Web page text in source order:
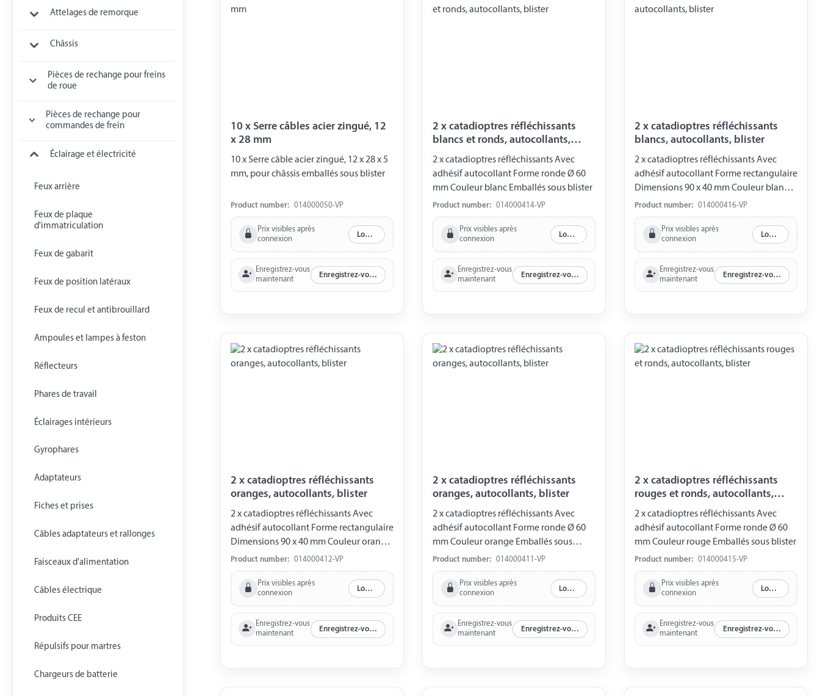
Attelages de remorque
Châssis
Pièces de rechange pour freins
de roue
Pièces de rechange pour
commandes de frein
Éclairage et électricité
Feux arrière
Feux de plaque
d'immatriculation
Feux de gabarit
Feux de position latéraux
Feux de recul et antibrouillard
Ampoules et lampes à feston
Réflecteurs
Phares de travail
Éclairages intérieurs
Gyrophares
Adaptateurs
Fiches et prises
Câbles adaptateurs et rallonges
Faisceaux d'alimentation
Câbles électrique
Produits CEE
Répulsifs pour martres
Chargeurs de batterie
10 x Serre câbles acier zingué, 12
x 28 mm
10 x Serre câble acier zingué, 12 x 28 x 5
mm, pour châssis emballés sous blister
Product number: 014000050-VP
Prix visibles après
connexion
Log in
Enregistrez-vous
maintenant
Enregistrez-vous maintenant
2 x catadioptres réfléchissants
blancs et ronds, autocollants,
blister
2 x catadioptres réfléchissants Avec
adhésif autocollant Forme ronde Ø 60
mm Couleur blanc Emballés sous blister
Product number: 014000414-VP
Prix visibles après
connexion
Log in
Enregistrez-vous
maintenant
Enregistrez-vous maintenant
2 x catadioptres réfléchissants
blancs, autocollants, blister
2 x catadioptres réfléchissants Avec
adhésif autocollant Forme rectangulaire
Dimensions 90 x 40 mm Couleur blanc
Emballé sous blister
Product number: 014000416-VP
Prix visibles après
connexion
Log in
Enregistrez-vous
maintenant
Enregistrez-vous maintenant
2 x catadioptres réfléchissants
oranges, autocollants, blister
2 x catadioptres réfléchissants Avec
adhésif autocollant Forme rectangulaire
Dimensions 90 x 40 mm Couleur orange
Emballé sous blister
Product number: 014000412-VP
Prix visibles après
connexion
Log in
Enregistrez-vous
maintenant
Enregistrez-vous maintenant
2 x catadioptres réfléchissants
oranges, autocollants, blister
2 x catadioptres réfléchissants Avec
adhésif autocollant Forme ronde Ø 60
mm Couleur orange Emballés sous
blister
Product number: 014000411-VP
Prix visibles après
connexion
Log in
Enregistrez-vous
maintenant
Enregistrez-vous maintenant
2 x catadioptres réfléchissants
rouges et ronds, autocollants,
blister
2 x catadioptres réfléchissants Avec
adhésif autocollant Forme ronde Ø 60
mm Couleur rouge Emballés sous blister
Product number: 014000415-VP
Prix visibles après
connexion
Log in
Enregistrez-vous
maintenant
Enregistrez-vous maintenant